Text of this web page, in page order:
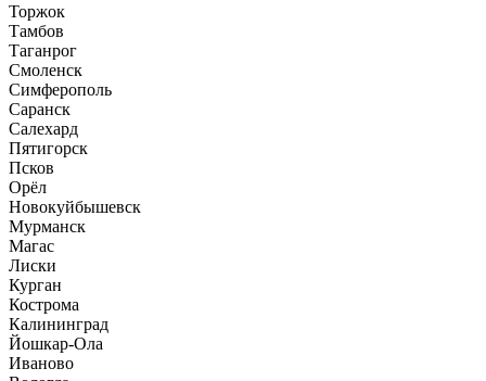
Торжок
Тамбов
Таганрог
Смоленск
Симферополь
Саранск
Салехард
Пятигорск
Псков
Орёл
Новокуйбышевск
Мурманск
Магас
Лиски
Курган
Кострома
Калининград
Йошкар-Ола
Иваново